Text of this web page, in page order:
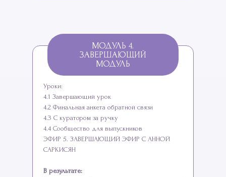
Уроки:
4.1 Завершающий урок
4.2 Финальная анкета обратной связи
4.3 С куратором за ручку
4.4 Сообщество для выпускников
ЭФИР 5. ЗАВЕРШАЮЩИЙ ЭФИР С АННОЙ
САРКИСЯН
В результате:
МОДУЛЬ 4.
ЗАВЕРШАЮЩИЙ
МОДУЛЬ